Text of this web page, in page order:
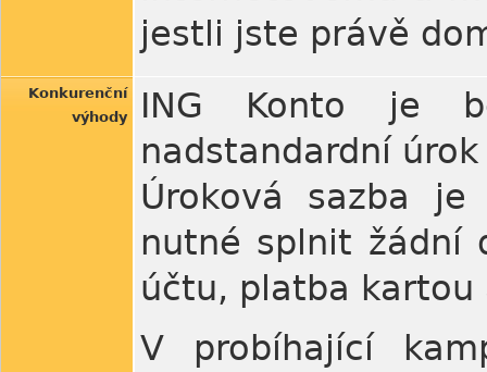
jestli jste právě
Konkurenční
výhody
ING Konto je
nadstandardní
Úroková sazba
nutné splnit žádní
účtu, platba kartou
V probíhající